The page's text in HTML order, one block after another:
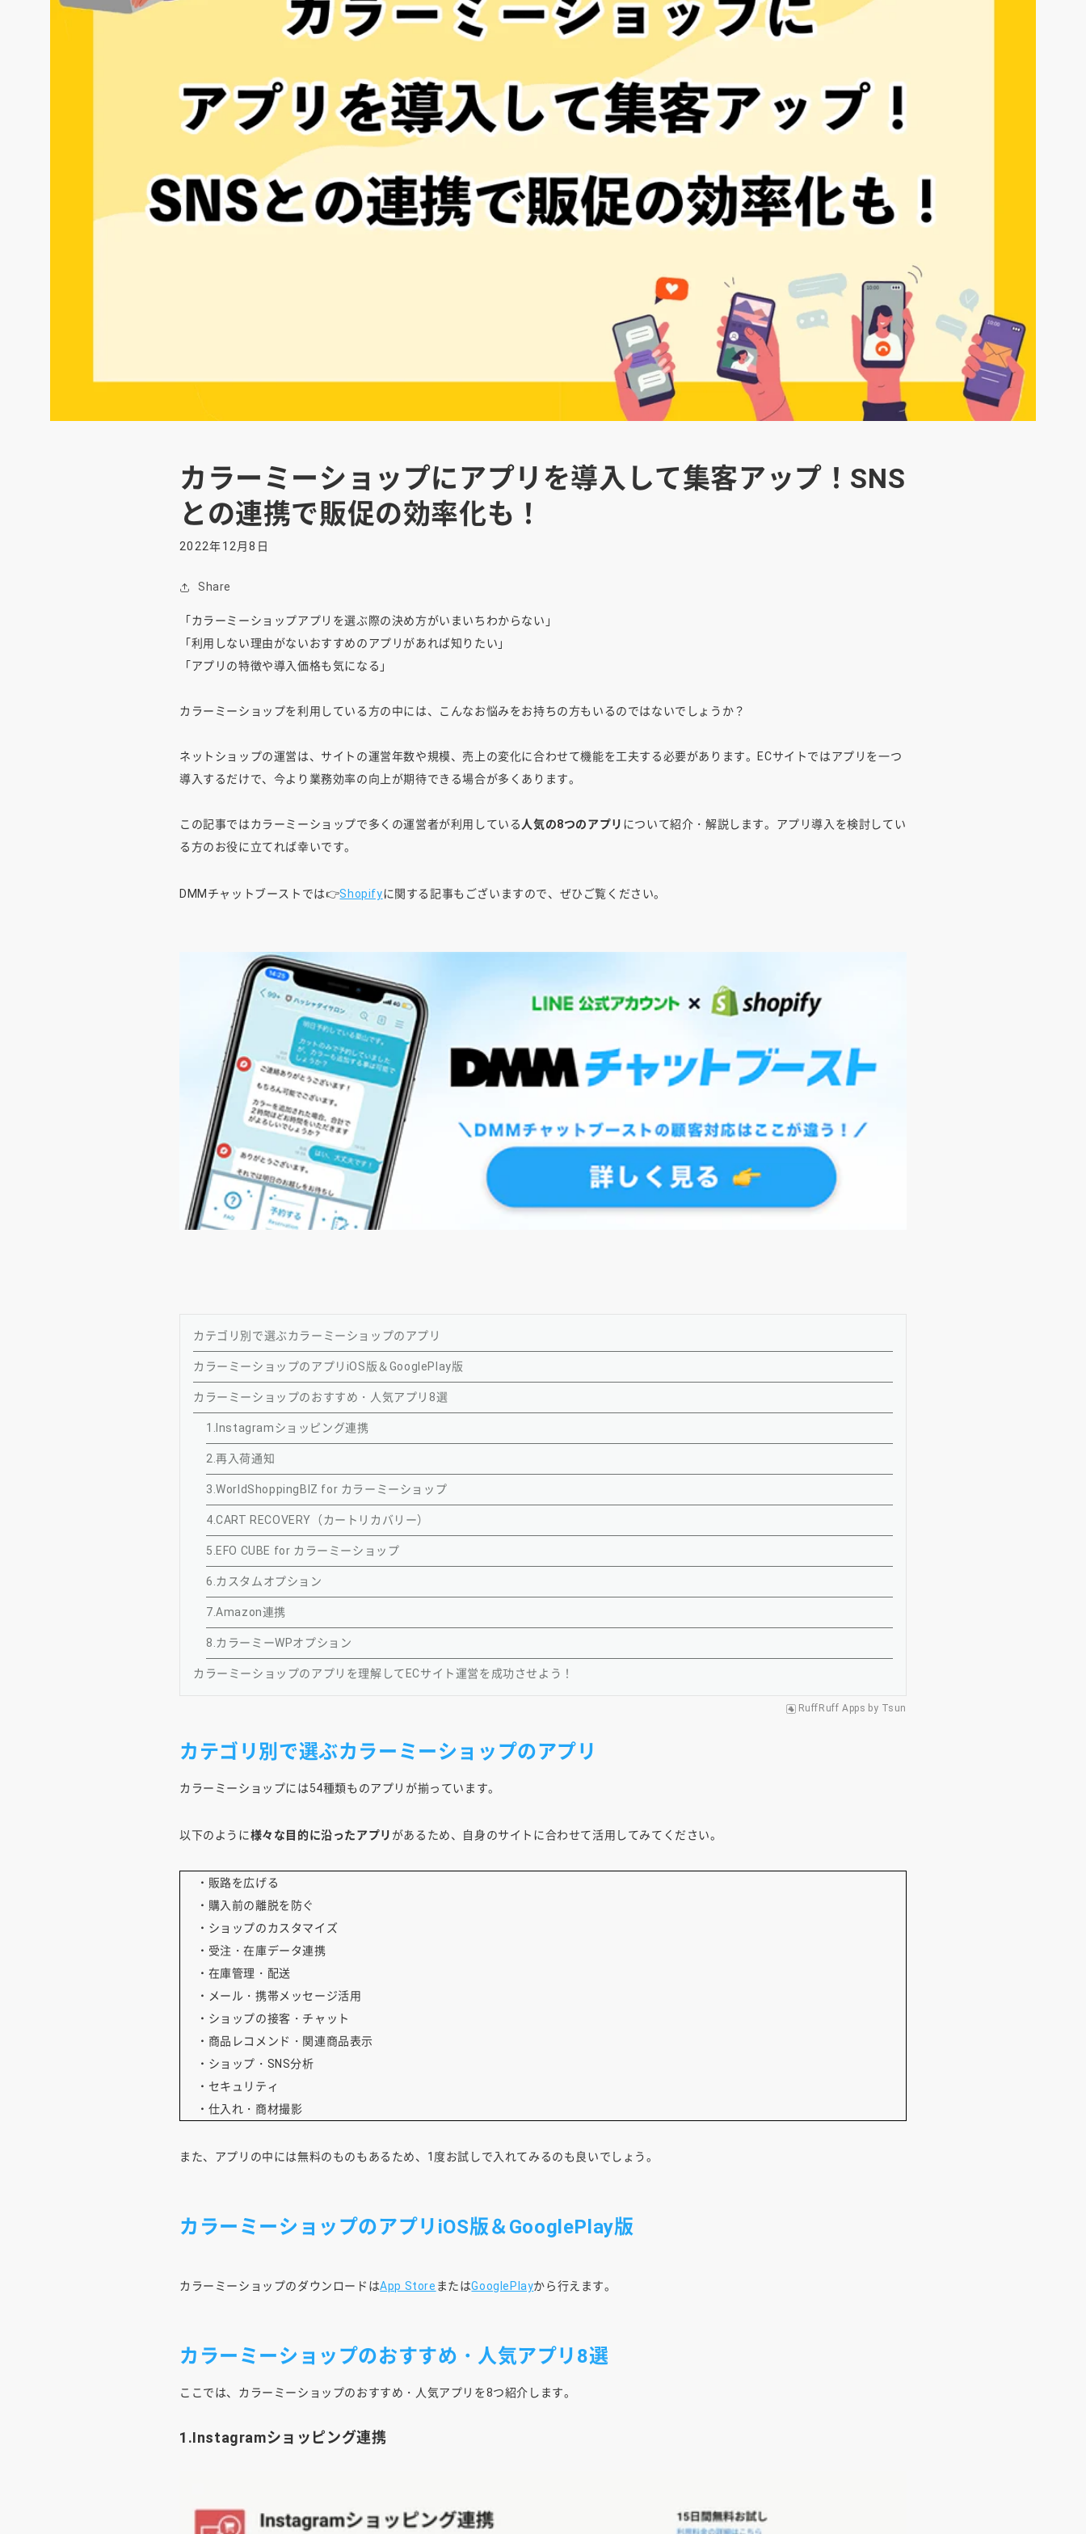
カラーミーショップにアプリを導入して集客アップ！SNS
との連携で販促の効率化も！
2022年12月8日
Share
「カラーミーショップアプリを選ぶ際の決め方がいまいちわからない」
「利用しない理由がないおすすめのアプリがあれば知りたい」
「アプリの特徴や導入価格も気になる」
カラーミーショップを利用している方の中には、こんなお悩みをお持ちの方もいるのではないでしょうか？
ネットショップの運営は、サイトの運営年数や規模、売上の変化に合わせて機能を工夫する必要があります。ECサイトではアプリを一つ
導入するだけで、今より業務効率の向上が期待できる場合が多くあります。
この記事ではカラーミーショップで多くの運営者が利用している 人気の8つのアプリ について紹介・解説します。アプリ導入を検討してい
る方のお役に立てれば幸いです。
DMMチャットブーストでは👉Shopifyに関する記事もございますので、ぜひご覧ください。
カテゴリ別で選ぶカラーミーショップのアプリ
カラーミーショップのアプリiOS版＆GooglePlay版
カラーミーショップのおすすめ・人気アプリ8選
1.Instagramショッピング連携
2.再入荷通知
3.WorldShoppingBIZ for カラーミーショップ
4.CART RECOVERY（カートリカバリー）
5.EFO CUBE for カラーミーショップ
6.カスタムオプション
7.Amazon連携
8.カラーミーWPオプション
カラーミーショップのアプリを理解してECサイト運営を成功させよう！
RuffRuff Apps by Tsun
カテゴリ別で選ぶカラーミーショップのアプリ
カラーミーショップには54種類ものアプリが揃っています。
以下のように様々な目的に沿ったアプリ があるため、自身のサイトに合わせて活用してみてください。
・ 販路を広げる
・ 購入前の離脱を防ぐ
・ ショップのカスタマイズ
・ 受注・在庫データ連携
・ 在庫管理・配送
・ メール・携帯メッセージ活用
・ ショップの接客・チャット
・ 商品レコメンド・関連商品表示
・ ショップ・SNS分析
・ セキュリティ
・ 仕入れ・商材撮影
また、アプリの中には無料のものもあるため、1度お試しで入れてみるのも良いでしょう。
カラーミーショップのアプリiOS版＆GooglePlay版
カラーミーショップのダウンロードはApp Store またはGooglePlayから行えます。
カラーミーショップのおすすめ・人気アプリ8選
ここでは、カラーミーショップのおすすめ・人気アプリを8つ紹介します。
1.Instagramショッピング連携